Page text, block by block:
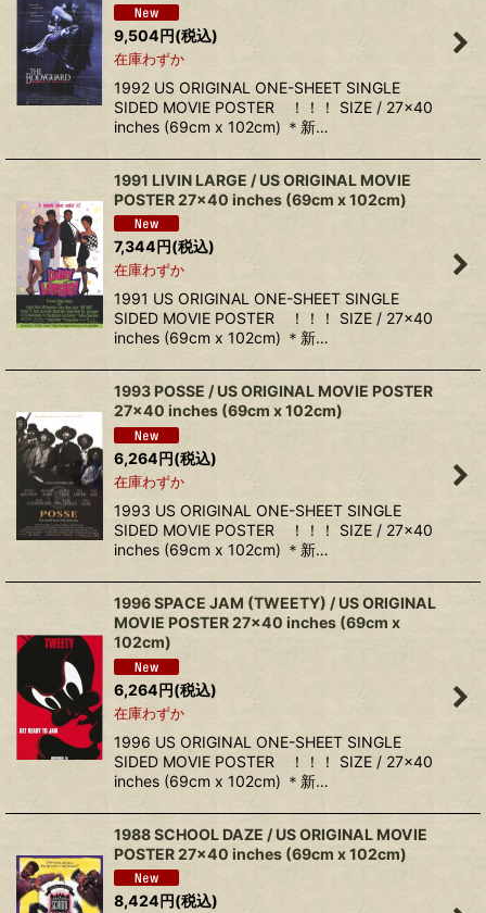
9,504円(税込)
在庫わずか
1992 US ORIGINAL ONE-SHEET SINGLE
SIDED MOVIE POSTER ！！！ SIZE / 27x40
inches (69cm x 102cm) ＊新…
1991 LIVIN LARGE / US ORIGINAL MOVIE
POSTER 27x40 inches (69cm x 102cm)
7,344円(税込)
在庫わずか
1991 US ORIGINAL ONE-SHEET SINGLE
SIDED MOVIE POSTER ！！！ SIZE / 27x40
inches (69cm x 102cm) ＊新…
1993 POSSE / US ORIGINAL MOVIE POSTER
27x40 inches (69cm x 102cm)
6,264円(税込)
在庫わずか
1993 US ORIGINAL ONE-SHEET SINGLE
SIDED MOVIE POSTER ！！！ SIZE / 27x40
inches (69cm x 102cm) ＊新…
1996 SPACE JAM (TWEETY) / US ORIGINAL
MOVIE POSTER 27x40 inches (69cm x
102cm)
6,264円(税込)
在庫わずか
1996 US ORIGINAL ONE-SHEET SINGLE
SIDED MOVIE POSTER ！！！ SIZE / 27x40
inches (69cm x 102cm) ＊新…
1988 SCHOOL DAZE / US ORIGINAL MOVIE
POSTER 27x40 inches (69cm x 102cm)
8,424円(税込)